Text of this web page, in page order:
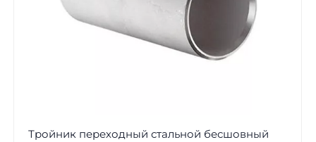
Тройник переходный стальной бесшовный